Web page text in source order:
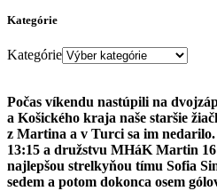
Kategórie
Kategórie
Počas víkendu nastúpili na
a Košického kraja naše staršie
z Martina a v Turci sa im
13:15 a družstvu MHáK Martin
najlepšou strelkyňou tímu Sofia
sedem a potom dokonca osem